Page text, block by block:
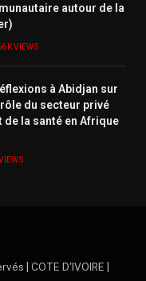
autour de la
VIEWS
à Abidjan sur
du secteur privé
de la santé en Afrique
| COTE D'IVOIRE |